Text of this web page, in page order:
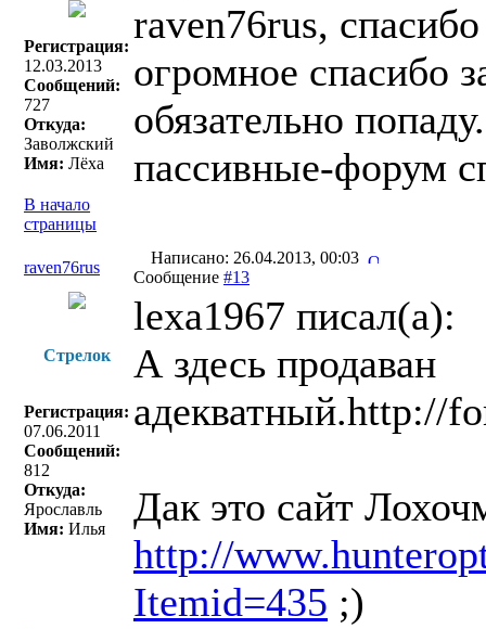
Регистрация:
12.03.2013
Сообщений:
727
Откуда:
Заволжский
Имя: Лёха
raven76rus,
огромное спасибо
обязательно
пассивные-форум
В начало
страницы
raven76rus
Написано: 26.04.2013, 00:03
Сообщение #13
Стрелок
Регистрация:
07.06.2011
Сообщений:
812
Откуда:
Ярославль
Имя: Илья
lexa1967 писал(a):
А здесь продаван
адекватный.http://
Дак это сайт
http://
Itemid=435 ;)